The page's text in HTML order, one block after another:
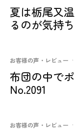
夏は栃尾又
るのが気持
お客様の声・レビュー ·
布団の中で
No.2091
お客様の声・レビュー ·